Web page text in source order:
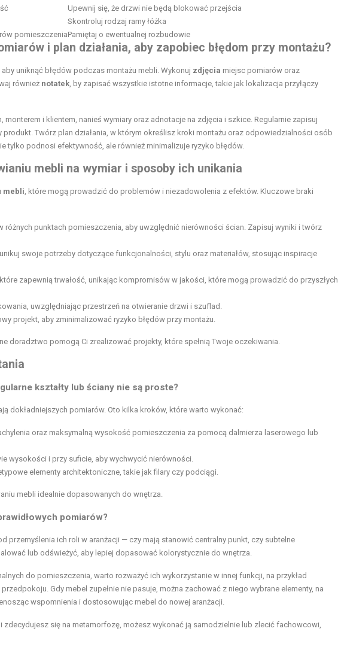
Upewnij się, że drzwi nie będą blokować przejścia
Skontroluj rodzaj ramy łóżka
pomieszczeniaPamiętaj o ewentualnej rozbudowie
i plan działania, aby zapobiec błędom przy montażu?
, aby uniknąć błędów podczas montażu mebli. Wykonuj zdjęcia miejsc pomiarów oraz
również notatek , by zapisać wszystkie istotne informacje, takie jak lokalizacja przyłączy
monterem i klientem, nanieś wymiary oraz adnotacje na zdjęcia i szkice. Regularnie zapisuj
produkt. Twórz plan działania, w którym określisz kroki montażu oraz odpowiedzialności osób
tylko podnosi efektywność, ale również minimalizuje ryzyko błędów.
mebli na wymiar i sposoby ich unikania
mebli , które mogą prowadzić do problemów i niezadowolenia z efektów. Kluczowe braki
różnych punktach pomieszczenia, aby uwzględnić nierówności ścian. Zapisuj wyniki i twórz
swoje potrzeby dotyczące funkcjonalności, stylu oraz materiałów, stosując inspiracje
które zapewnią trwałość, unikając kompromisów w jakości, które mogą prowadzić do przyszłych
uwzględniając przestrzeń na otwieranie drzwi i szuflad.
projekt, aby zminimalizować ryzyko błędów przy montażu.
doradztwo pomogą Ci zrealizować projekty, które spełnią Twoje oczekiwania.
kształty lub ściany nie są proste?
dokładniejszych pomiarów. Oto kilka kroków, które warto wykonać:
oraz maksymalną wysokość pomieszczenia za pomocą dalmierza laserowego lub
wysokości i przy suficie, aby wychwycić nierówności.
elementy architektoniczne, takie jak filary czy podciągi.
mebli idealnie dopasowanych do wnętrza.
pomiarów?
przemyślenia ich roli w aranżacji — czy mają stanowić centralny punkt, czy subtelne
lub odświeżyć, aby lepiej dopasować kolorystycznie do wnętrza.
do pomieszczenia, warto rozważyć ich wykorzystanie w innej funkcji, na przykład
Gdy mebel zupełnie nie pasuje, można zachować z niego wybrane elementy, na
wspomnienia i dostosowując mebel do nowej aranżacji.
zdecydujesz się na metamorfozę, możesz wykonać ją samodzielnie lub zlecić fachowcowi,